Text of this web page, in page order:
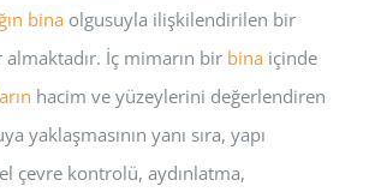
bina olgusuyla ilişkilendirilen bir
İç mimarın bir bina içinde
hacim ve yüzeylerini değerlendiren
yaklaşmasının yanı sıra, yapı
çevre kontrolü, aydınlatma,